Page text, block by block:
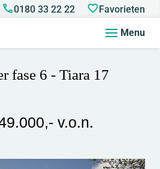
0180 33 22 22 Favorieten
Menu
fase 6 - Tiara 17
v.o.n.